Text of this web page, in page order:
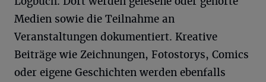
Medien sowie die Teilnahme an
Veranstaltungen dokumentiert. Kreative
Beiträge wie Zeichnungen, Fotostorys, Comics
oder eigene Geschichten werden ebenfalls